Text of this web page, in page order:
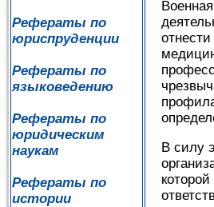
Рефераты по
юриспруденции
Рефераты по
языковедению
Рефераты по
юридическим
наукам
Рефераты по
истории
В силу